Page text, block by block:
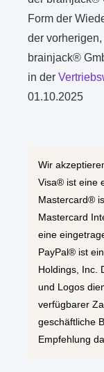
Form der
der
brainjack®
in der
01.10.2025
Wir
Visa® ist eine
Mastercard®
Mastercard
eine
PayPal® ist
Holdings, Inc.
und Logos
verfügbarer
geschäftliche
Empfehlung